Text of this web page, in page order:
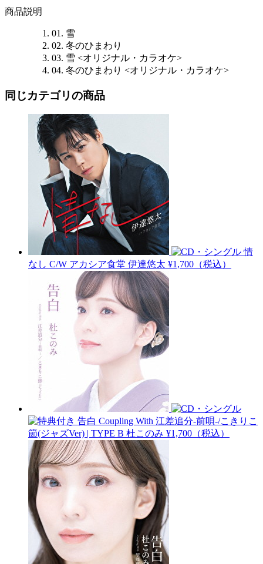
商品説明
01. 雪
02. 冬のひまわり
03. 雪 <オリジナル・カラオケ>
04. 冬のひまわり <オリジナル・カラオケ>
同じカテゴリの商品
情
なし C/W アカシア食堂 伊達悠太 ¥1,700（税込）
告白 Coupling With 江差追分-前唄-/こきりこ
節(ジャズVer) | TYPE B 杜このみ ¥1,700（税込）